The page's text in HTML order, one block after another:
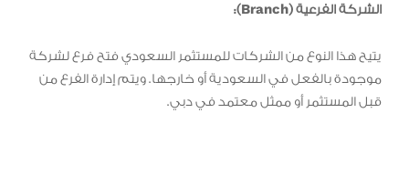
الشركة الفرعية (Branch):
يتيح هذا النوع من الشركات للمستثمر السعودي فتح فرع لشركة
موجودة بالفعل في السعودية أو خارجها. ويتم إدارة الفرع من
قبل المستثمر أو ممثل معتمد في دبي.